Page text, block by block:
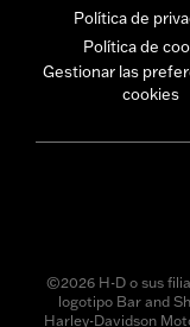
Política de
Política de
Gestionar las
cookies
©2026 H-D o sus
logotipo Bar and
Harley-Davidson